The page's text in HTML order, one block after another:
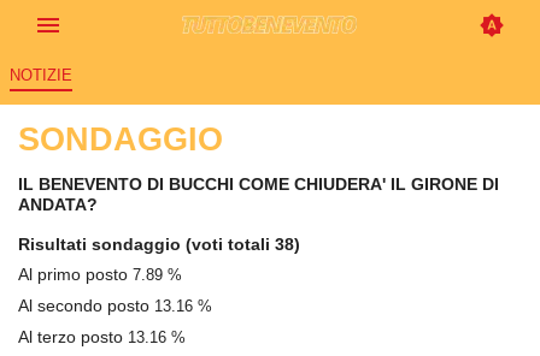
NOTIZIE
SONDAGGIO
IL BENEVENTO DI BUCCHI COME CHIUDERA' IL GIRONE DI
ANDATA?
Risultati sondaggio (voti totali 38)
Al primo posto 7.89 %
Al secondo posto 13.16 %
Al terzo posto 13.16 %